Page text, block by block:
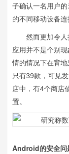
子确认一名用户
的不同移动设备
然而更加令人
应用并不是个别
情的情况下在背
只有39款，可见
店中，有4个商店
置。
Android的安全问